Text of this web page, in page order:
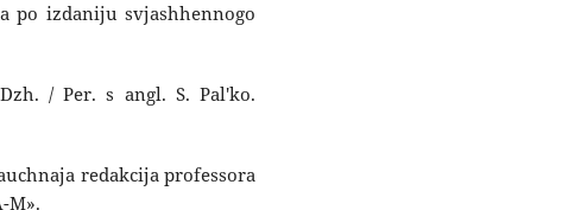
po izdaniju svjashhennogo
/ Per. s angl. S. Pal'ko.
redakcija professora
M».